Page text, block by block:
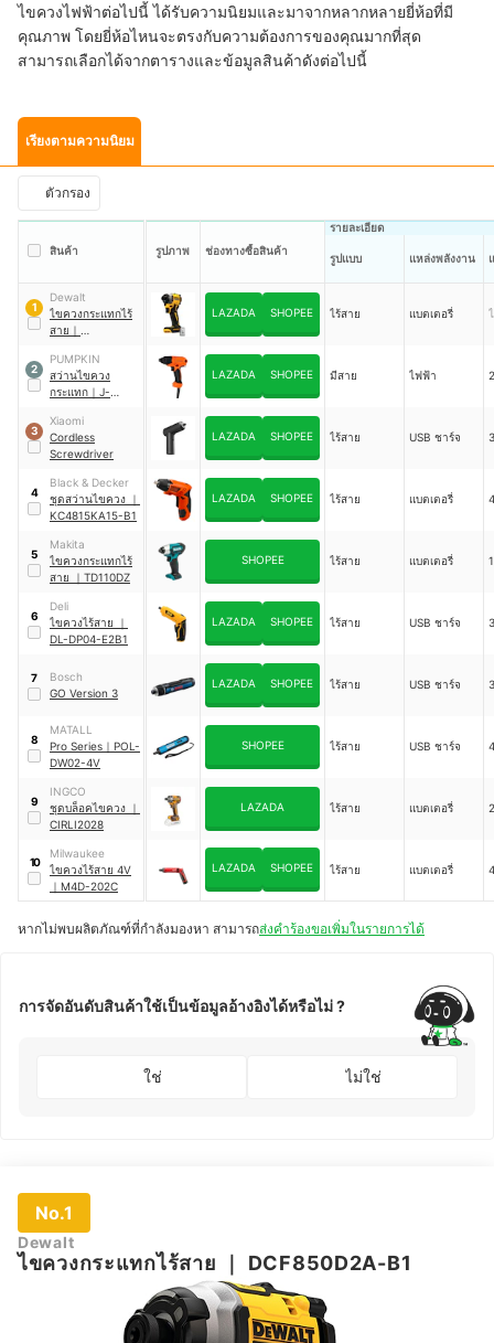
ไขควงไฟฟ้าต่อไปนี้ ได้รับความนิยมและมาจากหลากหลายยี่ห้อที่มี
คุณภาพ โดยยี่ห้อไหนจะตรงกับความต้องการของคุณมากที่สุด
สามารถเลือกได้จากตารางและข้อมูลสินค้าดังต่อไปนี้
เรียงตามความนิยม
ตัวกรอง
สินค้า รูปภาพ ช่องทางซื้อสินค้า
รายละเอียด
รูปแบบ แหล่งพลังงาน
1
Dewalt
ไขควงกระแทกไร้
สาย ｜
LAZADA SHOPEE ไร้สาย แบตเตอรี่
2
PUMPKIN
สว่านไขควง
กระแทก ｜ J-
LAZADA SHOPEE มีสาย ไฟฟ้า
3
Xiaomi
Cordless
Screwdriver
LAZADA SHOPEE ไร้สาย USB ชาร์จ
4
Black & Decker
ชุดสว่านไขควง ｜
KC4815KA15-B1
LAZADA SHOPEE ไร้สาย แบตเตอรี่
5
Makita
ไขควงกระแทกไร้
สาย
｜ TD110DZ
SHOPEE ไร้สาย แบตเตอรี่
6
Deli
ไขควงไร้สาย
｜
DL-DP04-E2B1
LAZADA SHOPEE ไร้สาย USB ชาร์จ
7
Bosch
GO Version 3
LAZADA SHOPEE ไร้สาย USB ชาร์จ
8
MATALL
Pro Series ｜ POL-
DW02-4V
SHOPEE ไร้สาย USB ชาร์จ
9
INGCO
ชุดบล็อคไขควง ｜
CIRLI2028
LAZADA ไร้สาย แบตเตอรี่
10
Milwaukee
ไขควงไร้สาย 4V
｜ M4D-202C
LAZADA SHOPEE ไร้สาย แบตเตอรี่
หากไม่พบผลิตภัณฑ์ที่กำลังมองหา สามารถส่งคำร้องขอเพิ่มในรายการได้
การจัดอันดับสินค้าใช้เป็นข้อมูลอ้างอิงได้หรือไม่ ?
ใช่ ไม่ใช่
No.1
Dewalt
ไขควงกระแทกไร้สาย DCF850D2A-B1